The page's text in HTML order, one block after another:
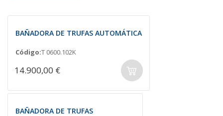
BAÑADORA DE TRUFAS AUTOMÁTICA
Código:T 0600.102K
14.900,00 €
BAÑADORA DE TRUFAS